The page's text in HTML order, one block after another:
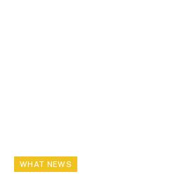
WHAT NEWS